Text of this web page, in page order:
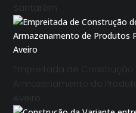
Santarém
Empreitada de Construção
Armazenamento de
Aveiro